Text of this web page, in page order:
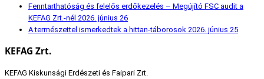
Fenntarthatóság és felelős erdőkezelés – Megújító FSC audit a
KEFAG Zrt.-nél 2026. június 26
A természettel ismerkedtek a hittan-táborosok 2026. június 25
KEFAG Zrt.
KEFAG Kiskunsági Erdészeti és Faipari Zrt.